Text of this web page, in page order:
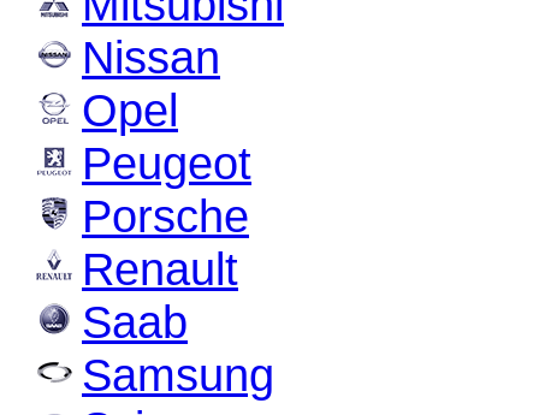
Nissan
Opel
Peugeot
Porsche
Renault
Saab
Samsung